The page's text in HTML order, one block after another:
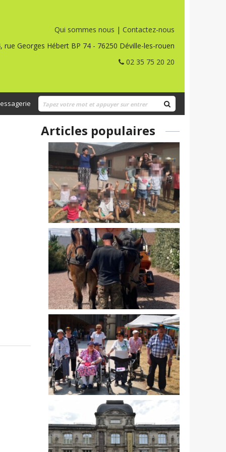
Qui sommes nous | Contactez-nous
rue Georges Hébert BP 74 - 76250 Déville-les-rouen
02 35 75 20 20
Articles populaires